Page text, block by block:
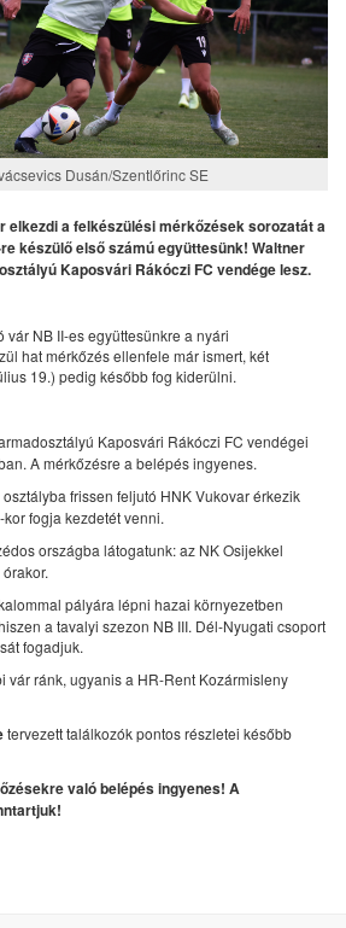
Dusán/Szentlőrinc SE
elkezdi a felkészülési mérkőzések sorozatát a
készülő első számú együttesünk! Waltner
Kaposvári Rákóczi FC vendége lesz.
NB II-es együttesünkre a nyári
hat mérkőzés ellenfele már ismert, két
19.) pedig később fog kiderülni.
Kaposvári Rákóczi FC vendégei
A mérkőzésre a belépés ingyenes.
frissen feljutó HNK Vukovar érkezik
fogja kezdetét venni.
országba látogatunk: az NK Osijekkel
pályára lépni hazai környezetben
a tavalyi szezon NB III. Dél-Nyugati csoport
fogadjuk.
vár ránk, ugyanis a HR-Rent Kozármisleny
tervezett találkozók pontos részletei később
való belépés ingyenes! A